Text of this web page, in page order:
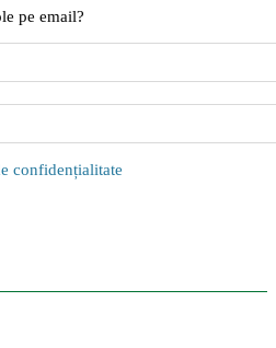
pe email?
confidențialitate